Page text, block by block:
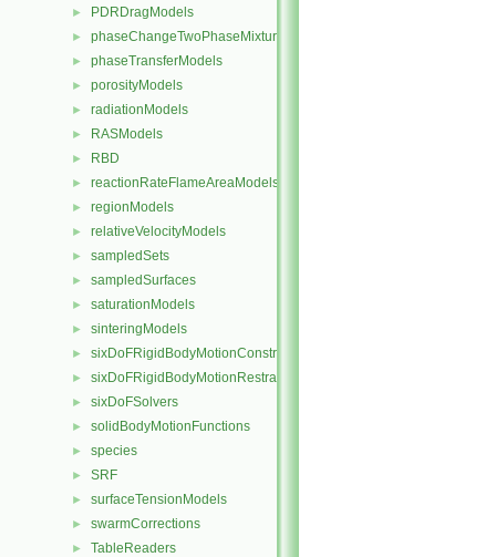
► PDRDragModels
► phaseChangeTwoPhaseMixtures
► phaseTransferModels
► porosityModels
► radiationModels
► RASModels
► RBD
► reactionRateFlameAreaModels
► regionModels
► relativeVelocityModels
► sampledSets
► sampledSurfaces
► saturationModels
► sinteringModels
► sixDoFRigidBodyMotionConstraints
► sixDoFRigidBodyMotionRestraints
► sixDoFSolvers
► solidBodyMotionFunctions
► species
► SRF
► surfaceTensionModels
► swarmCorrections
► TableReaders